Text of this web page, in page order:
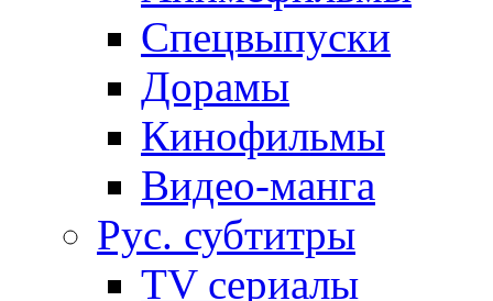
Спецвыпуски
Дорамы
Кинофильмы
Видео-манга
Рус. субтитры
TV сериалы